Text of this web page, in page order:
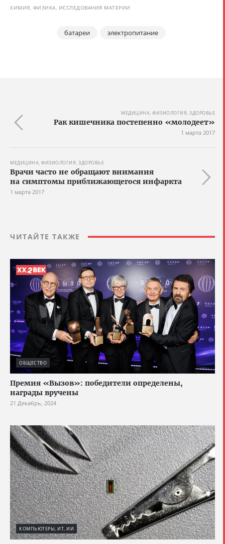
ХИМИЯ, ФИЗИКА, ИССЛЕДОВАНИЯ МАТЕРИИ
батареи электропитание
МЕДИЦИНА, ФИЗИОЛОГИЯ, ЗДОРОВЬЕ
Рак кишечника постепенно «молодеет»
1 марта 2017
МЕДИЦИНА, ФИЗИОЛОГИЯ, ЗДОРОВЬЕ
Врачи часто не обращают внимания
на симптомы приближающегося инфаркта
1 марта 2017
ЧИТАЙТЕ ТАКЖЕ
ОБЩЕСТВО
Премия «Вызов»: победители определены,
награды вручены
21 Декабрь, 2024
КОМПЬЮТЕРЫ, ИТ, ИИ